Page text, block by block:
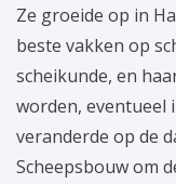
Ze groeide op in
beste vakken op
scheikunde, en
worden, eventueel
veranderde op de
Scheepsbouw om